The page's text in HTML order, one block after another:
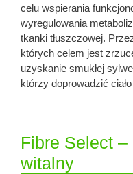
celu wspierania
wyregulowania
tkanki tłuszczowej.
których celem jest
uzyskanie smukłej
którzy doprowadzić
Fibre Select –
witalny